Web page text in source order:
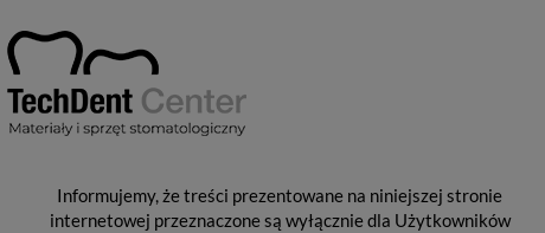
Informujemy, że treści prezentowane na niniejszej stronie
internetowej przeznaczone są wyłącznie dla Użytkowników
STERYLIZACJA
PODSCIELAJĄCE Ufi Gel P / zestaw